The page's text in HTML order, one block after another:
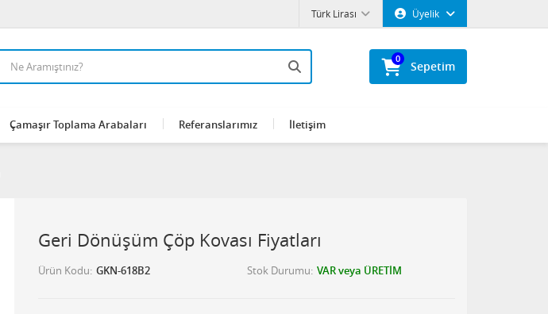
Üyelik
Türk Lirası
Sepetim
0
Çamaşır Toplama Arabaları Referanslarımız İletişim
Geri Dönüşüm Çöp Kovası Fiyatları
Ürün Kodu GKN-618B2 Stok Durumu VAR veya ÜRETİM